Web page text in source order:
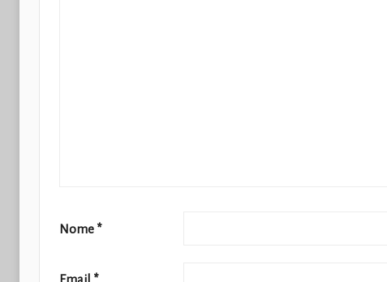
Nome *
Email *